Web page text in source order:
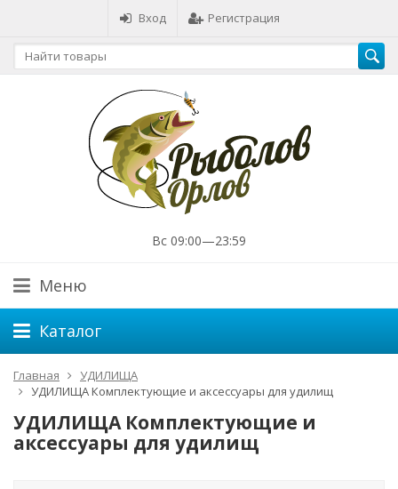
Вход Регистрация
Вс 09:00—23:59
Меню
Каталог
Главная
УДИЛИЩА
УДИЛИЩА Комплектующие и аксессуары для удилищ
УДИЛИЩА Комплектующие и
аксессуары для удилищ